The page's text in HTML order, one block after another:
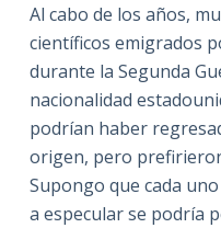
Al cabo de los años,
científicos emigrados
durante la Segunda
nacionalidad
podrían haber
origen, pero
Supongo que cada
a especular se podría